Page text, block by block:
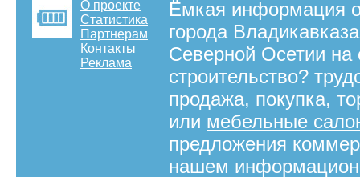
О проекте
Статистика
Партнерам
Контакты
Реклама
Ёмкая информация о
города
Северной Осетии на
строительство?
продажа, покупка,
или мебельные
предложения
нашем